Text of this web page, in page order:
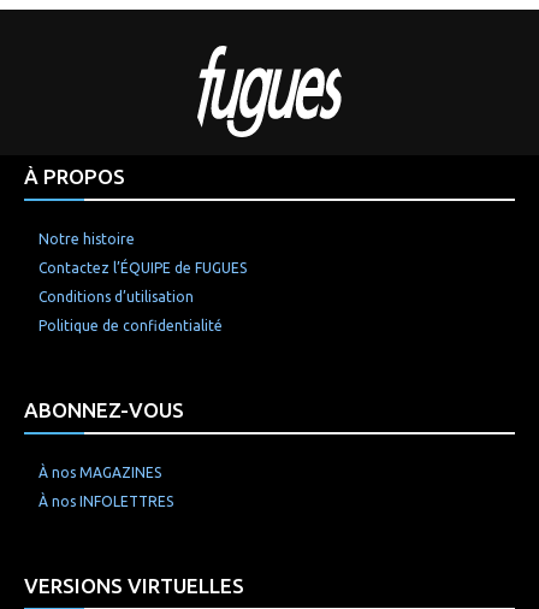
À PROPOS
Notre histoire
Contactez l’ÉQUIPE de FUGUES
Conditions d’utilisation
Politique de confidentialité
ABONNEZ-VOUS
À nos MAGAZINES
À nos INFOLETTRES
VERSIONS VIRTUELLES